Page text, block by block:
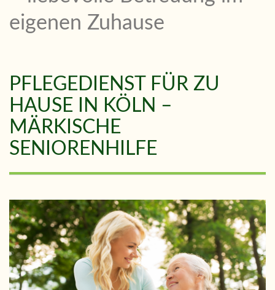
eigenen Zuhause
PFLEGEDIENST FÜR ZU
HAUSE IN KÖLN –
MÄRKISCHE
SENIORENHILFE